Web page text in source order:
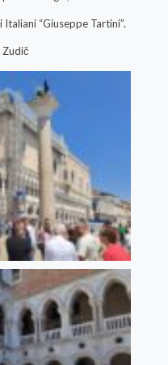
“Giuseppe Tartini”.
Zudič